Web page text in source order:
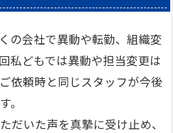
の会社で異動や転勤、組織変
私どもでは異動や担当変更は
依頼時と同じスタッフが今後
。
いた声を真摯に受け止め、